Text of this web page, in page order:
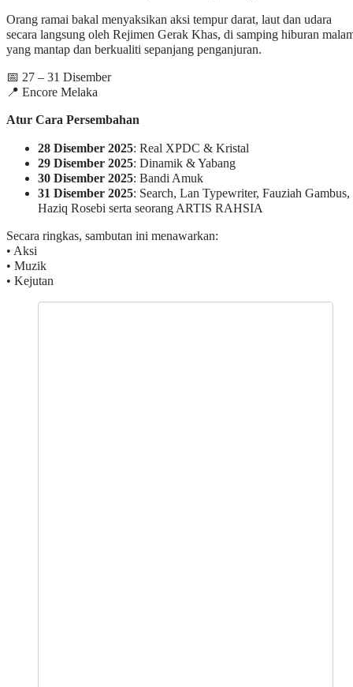
Orang ramai bakal menyaksikan aksi tempur darat, laut dan udara
secara langsung oleh Rejimen Gerak Khas, di samping hiburan
yang mantap dan berkualiti sepanjang penganjuran.
📅 27 – 31 Disember
📍 Encore Melaka
Atur Cara Persembahan
28 Disember 2025: Real XPDC & Kristal
29 Disember 2025: Dinamik & Yabang
30 Disember 2025: Bandi Amuk
31 Disember 2025: Search, Lan Typewriter, Fauziah Gambus,
Haziq Rosebi serta seorang ARTIS RAHSIA
Secara ringkas, sambutan ini menawarkan:
• Aksi
• Muzik
• Kejutan